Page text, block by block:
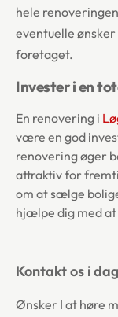
hele
eventuelle
foretaget.
Invester i en
En renovering i
være en god
renovering øger
attraktiv for
om at sælge
hjælpe dig med at
Kontakt os i dag
Ønsker I at høre